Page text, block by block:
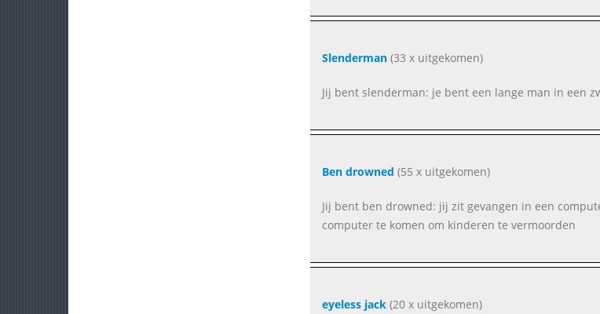
Slenderman(33 x uitgekomen)
Jij bent slenderman: je bent een lange man in een
Ben drowned (55 x uitgekomen)
Jij bent ben drowned: jij zit gevangen in een
computer te komen om kinderen te vermoorden
eyeless jack(20 x uitgekomen)